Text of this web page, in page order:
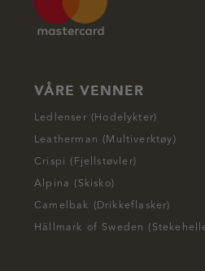
VÅRE VENNER
Ledlenser (Hodelykter)
Leatherman (Multiverktøy)
Crispi (Fjellstøvler)
Alpina (Skisko)
Camelbak (Drikkeflasker)
Hällmark of Sweden